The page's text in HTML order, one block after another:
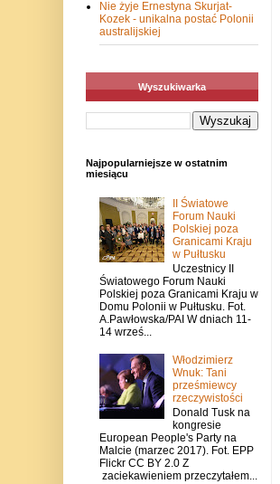
Nie żyje Ernestyna Skurjat-
Kozek - unikalna postać Polonii
australijskiej
Wyszukiwarka
Najpopularniejsze w ostatnim
miesiącu
II Światowe
Forum Nauki
Polskiej poza
Granicami Kraju
w Pułtusku
Uczestnicy II
Światowego Forum Nauki
Polskiej poza Granicami Kraju w
Domu Polonii w Pułtusku. Fot.
A.Pawłowska/PAI W dniach 11-
14 wrześ...
Włodzimierz
Wnuk: Tani
prześmiewcy
rzeczywistości
Donald Tusk na
kongresie
European People's Party na
Malcie (marzec 2017). Fot. EPP
Flickr CC BY 2.0 Z
zaciekawieniem przeczytałem...